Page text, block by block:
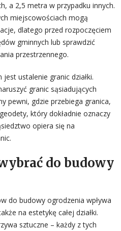
a 2,5 metra w przypadku innych.
miejscowościach mogą
dlatego przed rozpoczęciem
gminnych lub sprawdzić
przestrzennego.
ustalenie granic działki.
granic sąsiadujących
pewni, gdzie przebiega granica,
który dokładnie oznaczy
opiera się na
do budowy
do budowy ogrodzenia wpływa
na estetykę całej działki.
sztuczne – każdy z tych